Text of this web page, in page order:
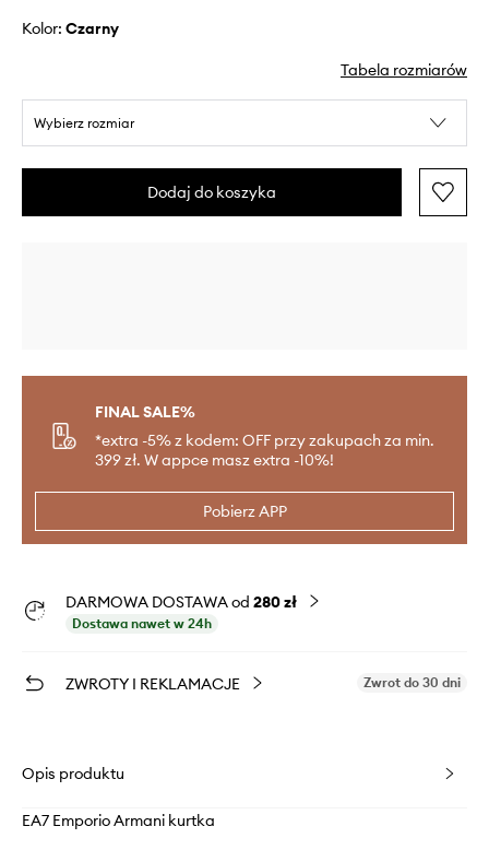
Kolor: czarny
Tabela rozmiarów
Wybierz rozmiar
Dodaj do koszyka
FINAL SALE%
*extra -5% z kodem: OFF przy zakupach za min.
399 zł. W appce masz extra -10%!
Pobierz APP
DARMOWA DOSTAWA od 280 zł
Dostawa nawet w 24h
ZWROTY I REKLAMACJE Zwrot do 30 dni
Opis produktu
EA7 Emporio Armani kurtka